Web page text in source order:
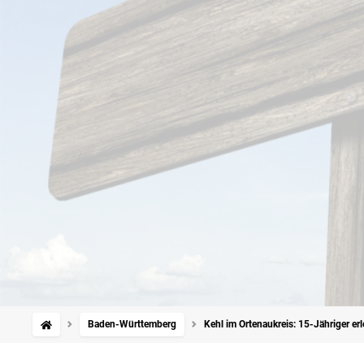
Baden-Württemberg Kehl im Ortenaukreis: 15-Jähriger